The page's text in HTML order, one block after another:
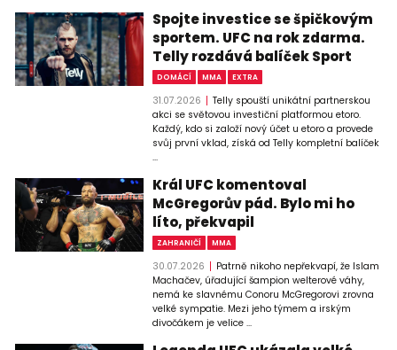
Spojte investice se špičkovým
sportem. UFC na rok zdarma.
Telly rozdává balíček Sport
DOMÁCÍ MMA EXTRA
31.07.2026
Telly spouští unikátní partnerskou
akci se světovou investiční platformou etoro.
Každý, kdo si založí nový účet u etoro a provede
svůj první vklad, získá od Telly kompletní balíček
...
Král UFC komentoval
McGregorův pád. Bylo mi ho
líto, překvapil
ZAHRANIČÍ MMA
30.07.2026
Patrně nikoho nepřekvapí, že Islam
Machačev, úřadující šampion welterové váhy,
nemá ke slavnému Conoru McGregorovi zrovna
velké sympatie. Mezi jeho týmem a irským
divočákem je velice ...